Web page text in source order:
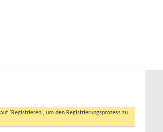
'Registrieren', um den Registrierungsprozess zu